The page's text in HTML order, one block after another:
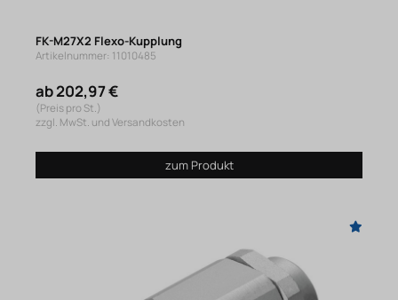
FK-M27X2 Flexo-Kupplung
Artikelnummer: 11010485
ab 202,97 €
(Preis pro St.)
zzgl. MwSt. und Versandkosten
zum Produkt